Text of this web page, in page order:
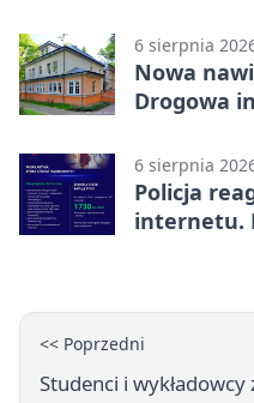
6 sierpnia
Nowa
Drogowa
6 sierpnia
Policja
internetu.
<< Poprzedni
Studenci i